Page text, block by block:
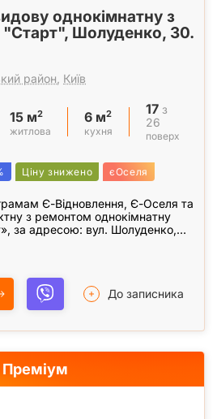
однокімнатну з
Шолуденко, 30.
район Київ
15 м2
житлова
6 м2
кухня
17 з
26
поверх
Ціну знижено єОселя
Є-Відновлення, Є-Оселя та
з ремонтом однокімнатну
за адресою: вул. Шолуденко,
До записника
Преміум